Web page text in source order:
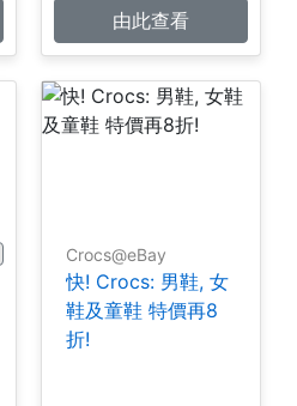
由此查看
Crocs@eBay
快! Crocs: 男鞋, 女
鞋及童鞋 特價再8
折!